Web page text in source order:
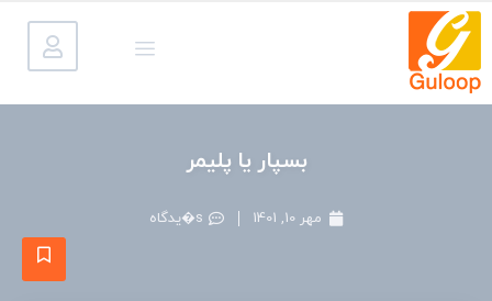
بسپار یا پلیمر
مهر 10, 1401 s�یدگاه